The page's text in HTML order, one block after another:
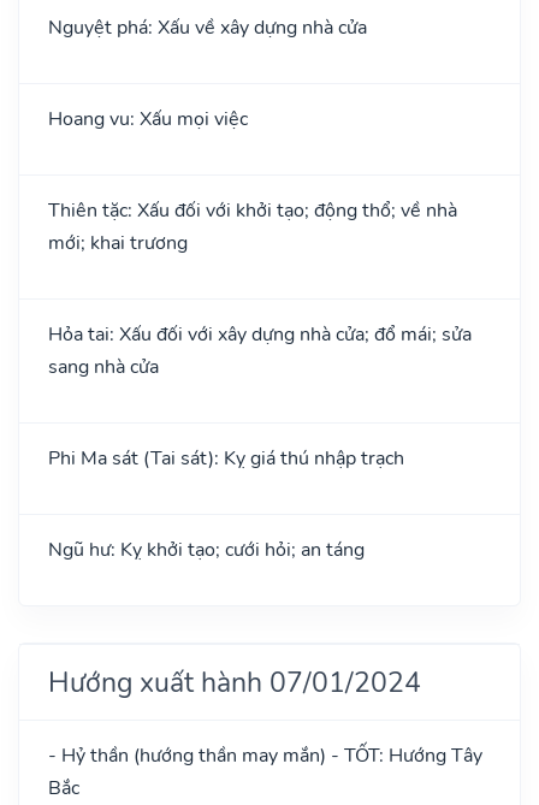
Nguyệt phá: Xấu về xây dựng nhà cửa
Hoang vu: Xấu mọi việc
Thiên tặc: Xấu đối với khởi tạo; động thổ; về nhà
mới; khai trương
Hỏa tai: Xấu đối với xây dựng nhà cửa; đổ mái; sửa
sang nhà cửa
Phi Ma sát (Tai sát): Kỵ giá thú nhập trạch
Ngũ hư: Kỵ khởi tạo; cưới hỏi; an táng
Hướng xuất hành 07/01/2024
- Hỷ thần (hướng thần may mắn) - TỐT: Hướng Tây
Bắc